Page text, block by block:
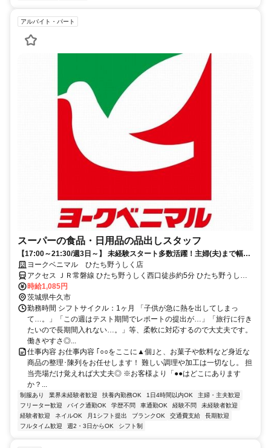
アルバイト・パート
スーパーの食品・日用品の品出しスタッフ
【17:00～21:30/週3日～】 未経験スタート多数活躍！主婦(夫)まで幅広
い層が在籍★
ヨークベニマル ひたち野うしく店
アクセス ＪＲ常磐線 ひたち野うしく西口徒歩約5分 ひたち野うしく
駅(JR在来線)5分
時給1,085円
茨城県牛久市
勤務時間 シフトサイクル：1ヶ月 「子供が急に熱を出してしまっ
て…。」「この週はテスト期間でレポートの提出が…」「旅行に行き
たいので長期間入れない…。」等、柔軟に対応するので大丈夫です。
働きやすさ◎...
仕事内容 お仕事内容 ｢○○をここに▲個｣と、お菓子や飲料など身近な
商品の整理･陳列をお任せします！ 難しい調理や加工は一切なし。 担
当売場だけ覚えれば大丈夫◎ ※お客様より「●●はどこにあります
か？...
制服あり 業界未経験者歓迎 扶養内勤務OK 1日4時間以内OK
主婦・主夫歓迎
フリーター歓迎
バイク通勤OK 学歴不問 車通勤OK 経験不問
未経験者歓迎
経験者歓迎
ネイルOK 月1シフト提出 ブランクOK 交通費支給
長期歓迎
フルタイム歓迎
週2・3日からOK シフト制